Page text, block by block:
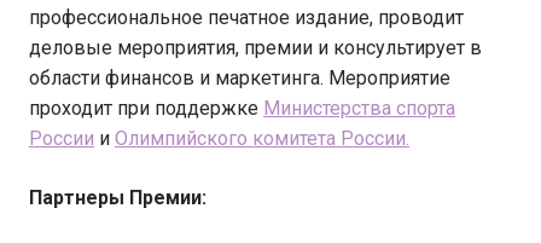
профессиональное печатное издание, проводит
деловые мероприятия, премии и консультирует в
области финансов и маркетинга. Мероприятие
проходит при поддержке Министерства спорта
России и Олимпийского комитета России.
Партнеры Премии: